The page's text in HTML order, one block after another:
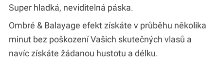
Super hladká, neviditelná páska.
Ombré & Balayage efekt získáte v průběhu několika
minut bez poškození Vašich skutečných vlasů a
navíc získáte žádanou hustotu a délku.